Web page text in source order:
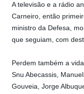
A televisão e a rádio
Carneiro, então
ministro da Defesa,
que seguiam, com
Perdem também a
Snu Abecassis,
Gouveia, Jorge